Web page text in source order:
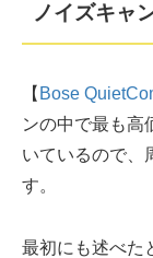
ノイズキャ
【 Bose
ンの中で最も高
いているので、
す。
最初にも述べた